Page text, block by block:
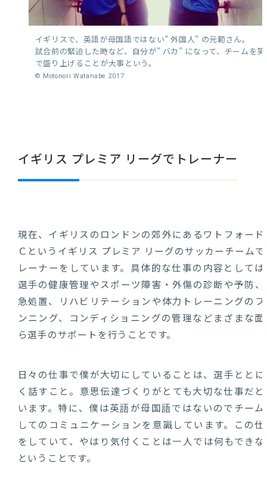
イギリス プレミア リーグでトレーナー
現在、イギリスのロンドンの郊外にあるワトフォー
Ｃというイギリス プレミア リーグのサッカーチーム
レーナーをしています。具体的な仕事の内容として
選手の健康管理やスポーツ障害・外傷の診断や予防
急処置、リハビリテーションや体力トレーニングの
ンニング、コンディショニングの管理などまざまな
ら選手のサポートを行うことです。
日々の仕事で僕が大切にしていることは、選手とと
く話すこと。意思伝達づくりがとても大切な仕事だ
います。特に、僕は英語が母国語ではないのでチー
してのコミュニケーションを意識しています。この
をしていて、やはり気付くことは一人では何もでき
ということです。
イギリスで、英語が母国語ではない” 外国人” の元範さん。
試合前の緊迫した時など、自分が” バカ” になって、チームを
で盛り上げることが大事という。
© Motonori Watanabe 2017